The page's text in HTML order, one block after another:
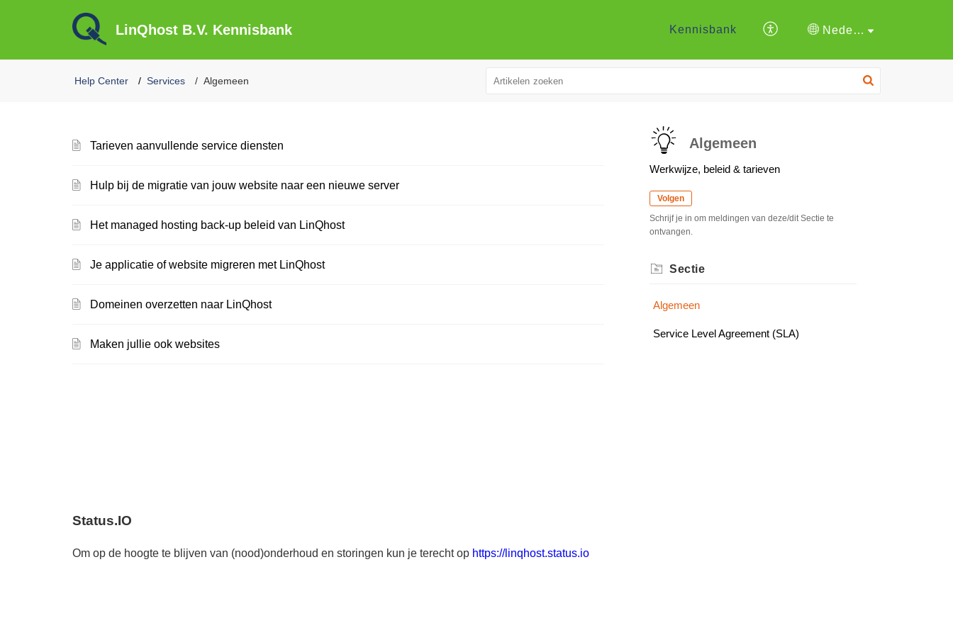
LinQhost B.V. Kennisbank Kennisbank Nederlands
Help Center Services Algemeen
Tarieven aanvullende service diensten
Hulp bij de migratie van jouw website naar een nieuwe server
Het managed hosting back-up beleid van LinQhost
Je applicatie of website migreren met LinQhost
Domeinen overzetten naar LinQhost
Maken jullie ook websites
Status.IO
Om op de hoogte te blijven van (nood)onderhoud en storingen kun je terecht op https://linqhost.status.io
Algemeen
Werkwijze, beleid & tarieven
Volgen
Schrijf je in om meldingen van deze/dit Sectie te
ontvangen.
Sectie
Algemeen
Service Level Agreement (SLA)